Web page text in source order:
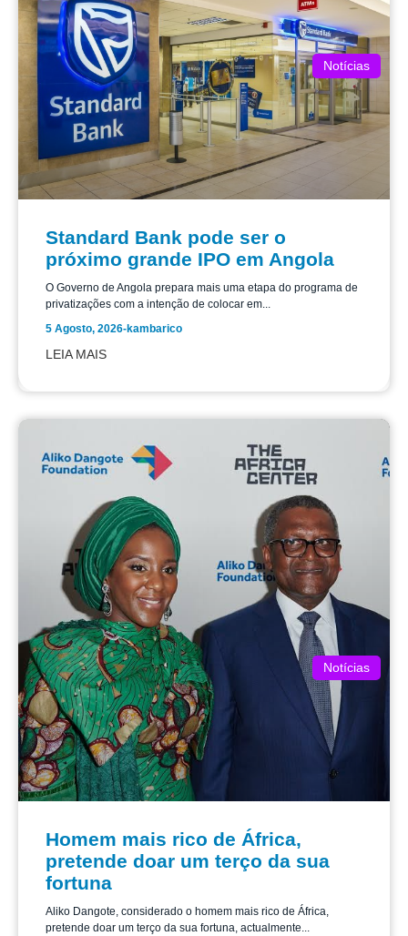
Notícias
Standard Bank pode ser o
próximo grande IPO em Angola
O Governo de Angola prepara mais uma etapa do programa de
privatizações com a intenção de colocar em...
5 Agosto, 2026-kambarico
LEIA MAIS
Notícias
Homem mais rico de África,
pretende doar um terço da sua
fortuna
Aliko Dangote, considerado o homem mais rico de África,
pretende doar um terço da sua fortuna, actualmente...